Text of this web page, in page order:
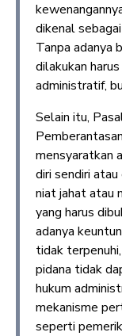
dikenal
Tanpa adanya
dilakukan
administratif,
Selain itu,
mensyaratkan
diri sendiri
niat jahat atau
yang harus
adanya
tidak
pidana tidak
hukum
mekanisme
seperti